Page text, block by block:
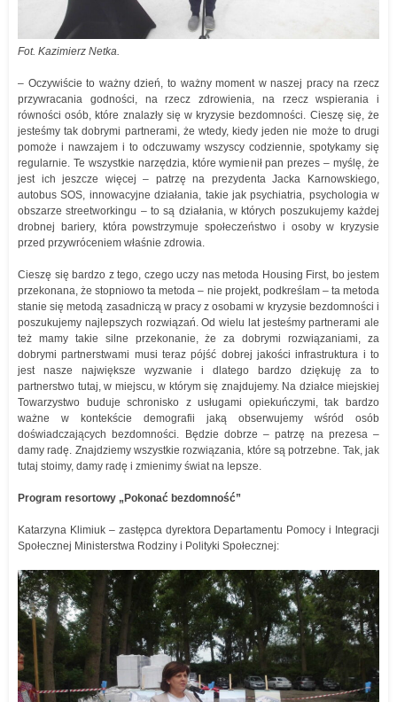
Fot. Kazimierz Netka.
– Oczywiście to ważny dzień, to ważny moment w naszej pracy na rzecz
przywracania godności, na rzecz zdrowienia, na rzecz wspierania i
równości osób, które znalazły się w kryzysie bezdomności. Cieszę się, że
jesteśmy tak dobrymi partnerami, że wtedy, kiedy jeden nie może to drugi
pomoże i nawzajem i to odczuwamy wszyscy codziennie, spotykamy się
regularnie. Te wszystkie narzędzia, które wymienił pan prezes – myślę, że
jest ich jeszcze więcej – patrzę na prezydenta Jacka Karnowskiego,
autobus SOS, innowacyjne działania, takie jak psychiatria, psychologia w
obszarze streetworkingu – to są działania, w których poszukujemy każdej
drobnej bariery, która powstrzymuje społeczeństwo i osoby w kryzysie
przed przywróceniem właśnie zdrowia.
Cieszę się bardzo z tego, czego uczy nas metoda Housing First, bo jestem
przekonana, że stopniowo ta metoda – nie projekt, podkreślam – ta metoda
stanie się metodą zasadniczą w pracy z osobami w kryzysie bezdomności i
poszukujemy najlepszych rozwiązań. Od wielu lat jesteśmy partnerami ale
też mamy takie silne przekonanie, że za dobrymi rozwiązaniami, za
dobrymi partnerstwami musi teraz pójść dobrej jakości infrastruktura i to
jest nasze największe wyzwanie i dlatego bardzo dziękuję za to
partnerstwo tutaj, w miejscu, w którym się znajdujemy. Na działce miejskiej
Towarzystwo buduje schronisko z usługami opiekuńczymi, tak bardzo
ważne w kontekście demografii jaką obserwujemy wśród osób
doświadczających bezdomności. Będzie dobrze – patrzę na prezesa –
damy radę. Znajdziemy wszystkie rozwiązania, które są potrzebne. Tak, jak
tutaj stoimy, damy radę i zmienimy świat na lepsze.
Program resortowy „Pokonać bezdomność”
Katarzyna Klimiuk – zastępca dyrektora Departamentu Pomocy i Integracji
Społecznej Ministerstwa Rodziny i Polityki Społecznej: